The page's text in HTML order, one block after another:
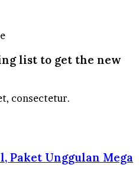
list to get the new
consectetur.
Paket Unggulan Mega